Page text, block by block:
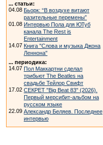
... статьи:
04.08 Бьорк: “В воздухе витают
разительные перемены”
01.08 Интервью Пола для ЮТуб
канала The Rest is
Entertainment
14.07 Книга "Слова и музыка Джона
Леннона"
... периодика:
14.07 Пол Маккартни сделал
трибьют The Beatles на
свадьбе Тейлор Свифт
17.02 СЕКРЕТ "Big Beat 83" (2026).
Первый мерсибит-альбом на
русском языке
22.09 Александр Беляев. Последнее
интервью